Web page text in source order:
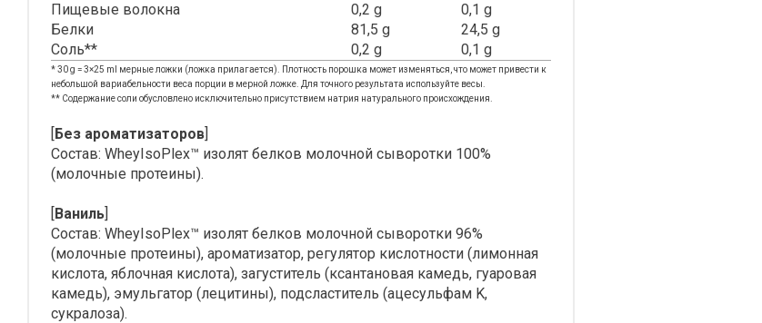
Пищевые волокна
0,2 g
0,1 g
Белки
81,5 g
24,5 g
Соль**
0,2 g 0,1 g
* 30 g = 3×25 ml мерные ложки (ложка прилагается). Плотность порошка может изменяться, что может привести к
небольшой вариабельности веса порции в мерной ложке. Для точного результата используйте весы.
** Содержание соли обусловлено исключительно присутствием натрия натурального происхождения.
[Без ароматизаторов]
Состав: WheyIsoPlex™ изолят белков молочной cыворотки 100%
(молочные протеины).
[Ваниль]
Состав: WheyIsoPlex™ изолят белков молочной cыворотки 96%
(молочные протеины), ароматизатор, регулятор кислотности (лимонная
кислота, яблочная кислота), загуститель (ксантановая камедь, гуаровая
камедь), эмульгатор (лецитины), подсластитель (ацесульфам K,
сукралоза).